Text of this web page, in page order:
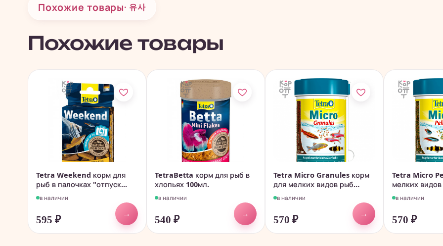
Похожие товары· 유사
Похожие товары
Tetra Weekend корм для
рыб в палочках "отпуск...
в наличии
595 ₽
→
TetraBetta корм для рыб в
хлопьях 100мл.
в наличии
540 ₽
→
Tetra Micro Granules корм
для мелких видов рыб
100мл.
в наличии
570 ₽
→
Tetra Micro
мелких
в наличии
570 ₽